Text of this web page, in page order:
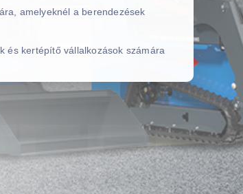
amelyeknél a berendezések
és kertépítő vállalkozások számára